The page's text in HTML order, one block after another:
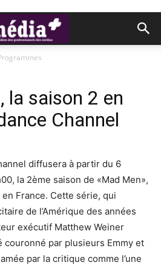
la saison 2 en
Channel
diffusera à partir du 6
la 2ème saison de «Mad Men»,
France. Cette série, qui
de l’Amérique des années
exécutif Matthew Weiner
couronné par plusieurs Emmy et
par la critique comme l’une